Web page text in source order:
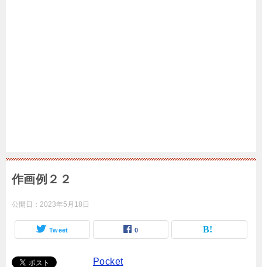
作画例２２
公開日： 2023年5月18日
Tweet 0
Pocket